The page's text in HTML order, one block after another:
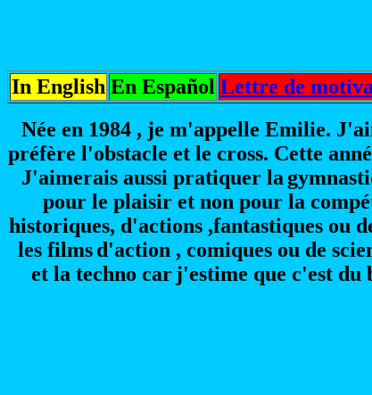
In English En Español Lettre de
Née en 1984 , je m'appelle Emilie.
préfère l'obstacle et le cross. Cette
J'aimerais aussi pratiquer la
pour le plaisir et non pour la
historiques, d'actions ,fantastiques ou
les films d'action , comiques ou de
et la techno car j'estime que c'est du